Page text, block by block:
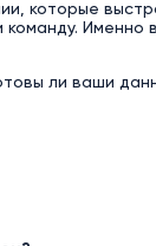
которые
Именно
ли ваши